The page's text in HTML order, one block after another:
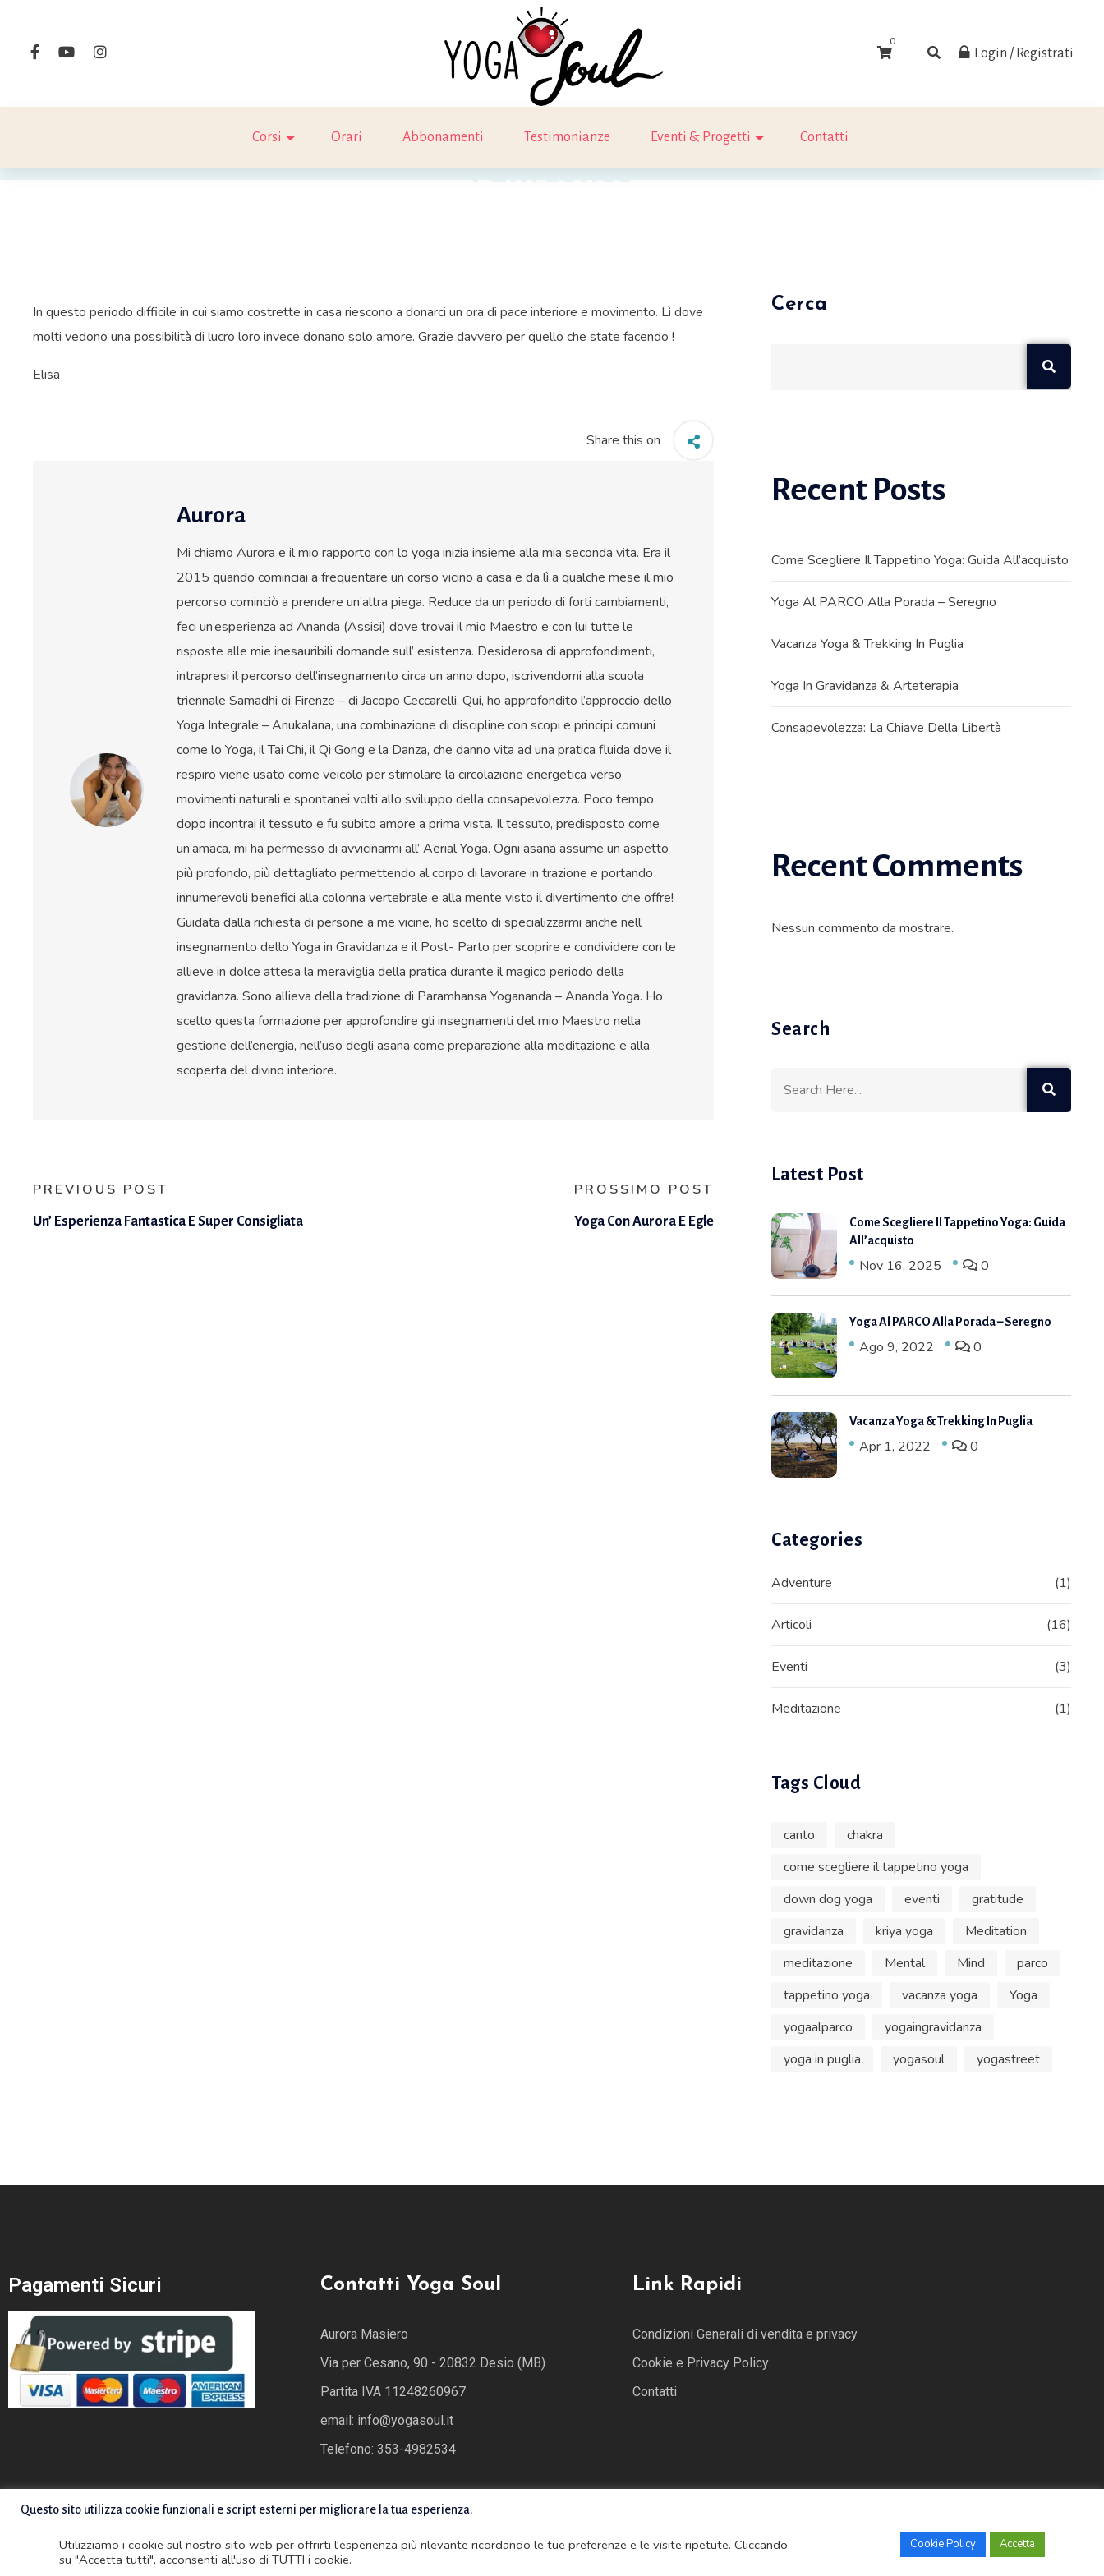
0
Login / Registrati
Corsi Orari Abbonamenti Testimonianze Eventi & Progetti Contatti
Fantastico
In questo periodo difficile in cui siamo costrette in casa riescono a donarci un ora di pace interiore e movimento. Lì dove
molti vedono una possibilità di lucro loro invece donano solo amore. Grazie davvero per quello che state facendo !
Elisa
Share this on
Aurora
Mi chiamo Aurora e il mio rapporto con lo yoga inizia insieme alla mia seconda vita. Era il
2015 quando cominciai a frequentare un corso vicino a casa e da lì a qualche mese il mio
percorso cominciò a prendere un’altra piega. Reduce da un periodo di forti cambiamenti,
feci un’esperienza ad Ananda (Assisi) dove trovai il mio Maestro e con lui tutte le
risposte alle mie inesauribili domande sull’ esistenza. Desiderosa di approfondimenti,
intrapresi il percorso dell’insegnamento circa un anno dopo, iscrivendomi alla scuola
triennale Samadhi di Firenze – di Jacopo Ceccarelli. Qui, ho approfondito l’approccio dello
Yoga Integrale – Anukalana, una combinazione di discipline con scopi e principi comuni
come lo Yoga, il Tai Chi, il Qi Gong e la Danza, che danno vita ad una pratica fluida dove il
respiro viene usato come veicolo per stimolare la circolazione energetica verso
movimenti naturali e spontanei volti allo sviluppo della consapevolezza. Poco tempo
dopo incontrai il tessuto e fu subito amore a prima vista. Il tessuto, predisposto come
un’amaca, mi ha permesso di avvicinarmi all’ Aerial Yoga. Ogni asana assume un aspetto
più profondo, più dettagliato permettendo al corpo di lavorare in trazione e portando
innumerevoli benefici alla colonna vertebrale e alla mente visto il divertimento che offre!
Guidata dalla richiesta di persone a me vicine, ho scelto di specializzarmi anche nell’
insegnamento dello Yoga in Gravidanza e il Post- Parto per scoprire e condividere con le
allieve in dolce attesa la meraviglia della pratica durante il magico periodo della
gravidanza. Sono allieva della tradizione di Paramhansa Yogananda – Ananda Yoga. Ho
scelto questa formazione per approfondire gli insegnamenti del mio Maestro nella
gestione dell’energia, nell’uso degli asana come preparazione alla meditazione e alla
scoperta del divino interiore.
PREVIOUS POST
Un’ Esperienza Fantastica E Super Consigliata
PROSSIMO POST
Yoga Con Aurora E Egle
Cerca
Recent Posts
Come Scegliere Il Tappetino Yoga: Guida All’acquisto
Yoga Al PARCO Alla Porada – Seregno
Vacanza Yoga & Trekking In Puglia
Yoga In Gravidanza & Arteterapia
Consapevolezza: La Chiave Della Libertà
Recent Comments
Nessun commento da mostrare.
Search
Latest Post
Come Scegliere Il Tappetino Yoga: Guida
All’acquisto
Nov 16, 2025 0
Yoga Al PARCO Alla Porada – Seregno
Ago 9, 2022 0
Vacanza Yoga & Trekking In Puglia
Apr 1, 2022 0
Categories
Adventure (1)
Articoli (16)
Eventi (3)
Meditazione (1)
Tags Cloud
canto
chakra
come scegliere il tappetino yoga
down dog yoga
eventi
gratitude
gravidanza
kriya yoga
Meditation
meditazione
Mental Mind
parco
tappetino yoga
vacanza yoga
Yoga
yogaalparco
yogaingravidanza
yoga in puglia
yogasoul yogastreet
Pagamenti Sicuri Contatti Yoga Soul
Aurora Masiero
Via per Cesano, 90 - 20832 Desio (MB)
Partita IVA 11248260967
email: info@yogasoul.it
Telefono: 353-4982534
Link Rapidi
Condizioni Generali di vendita e privacy
Cookie e Privacy Policy
Contatti
Questo sito utilizza cookie funzionali e script esterni per migliorare la tua esperienza.
Utilizziamo i cookie sul nostro sito web per offrirti l'esperienza più rilevante ricordando le tue preferenze e le visite ripetute. Cliccando
su "Accetta tutti", acconsenti all'uso di TUTTI i cookie.
Cookie Policy Accetta